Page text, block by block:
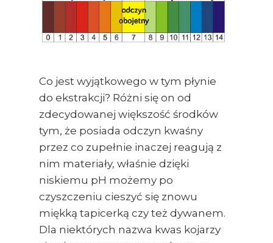
Co jest wyjątkowego w tym płynie
do ekstrakcji? Różni się on od
zdecydowanej większość środków
tym, że posiada odczyn kwaśny
przez co zupełnie inaczej reagują z
nim materiały, właśnie dzięki
niskiemu pH możemy po
czyszczeniu cieszyć się znowu
miękką tapicerką czy też dywanem.
Dla niektórych nazwa kwas kojarzy